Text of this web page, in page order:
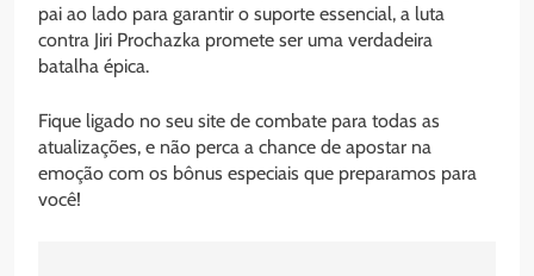
pai ao lado para garantir o suporte essencial, a luta
contra Jiri Prochazka promete ser uma verdadeira
batalha épica.
Fique ligado no seu site de combate para todas as
atualizações, e não perca a chance de apostar na
emoção com os bônus especiais que preparamos para
você!